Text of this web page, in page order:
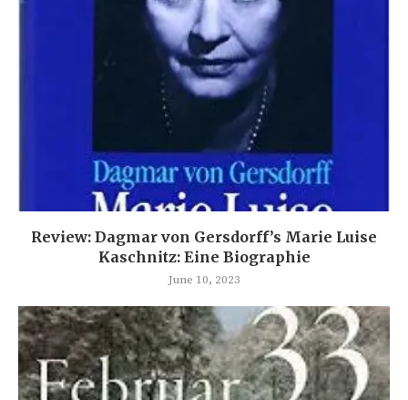
Review: Dagmar von Gersdorff’s Marie Luise
Kaschnitz: Eine Biographie
June 10, 2023